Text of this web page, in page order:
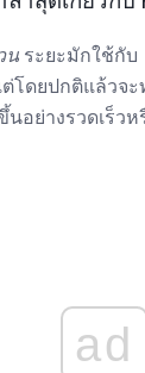
น ระยะมักใช้กับ
โดยปกติแล้วจะ
นอย่างรวดเร็วห
ad